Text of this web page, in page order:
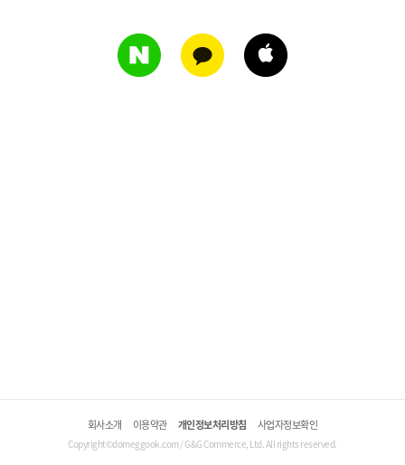
회사소개 이용약관 개인정보처리방침 사업자정보확인
Copyright©domeggook.com / G&G Commerce, Ltd. All rights reserved.